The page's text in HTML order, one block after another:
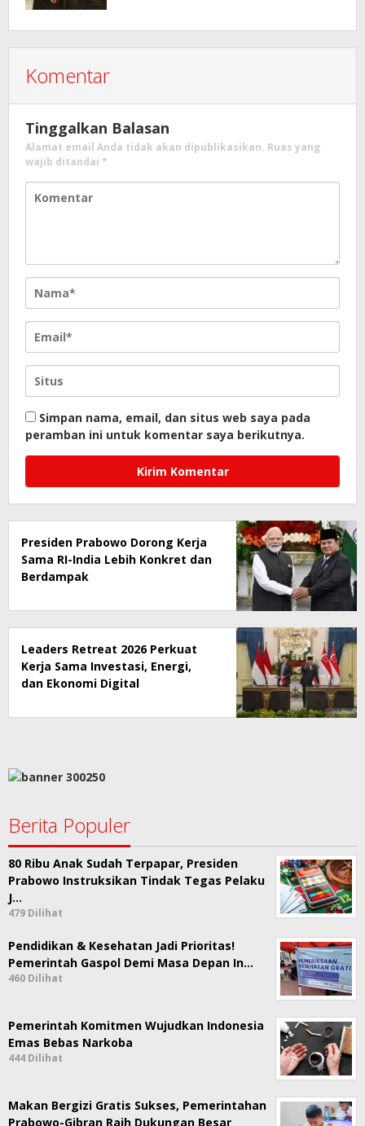
Komentar
Tinggalkan Balasan
Alamat email Anda tidak akan dipublikasikan. Ruas yang
wajib ditandai *
Simpan nama, email, dan situs web saya pada
peramban ini untuk komentar saya berikutnya.
Presiden Prabowo Dorong Kerja
Sama RI-India Lebih Konkret dan
Berdampak
Leaders Retreat 2026 Perkuat
Kerja Sama Investasi, Energi,
dan Ekonomi Digital
Berita Populer
80 Ribu Anak Sudah Terpapar, Presiden
Prabowo Instruksikan Tindak Tegas Pelaku
J…
479 Dilihat
Pendidikan & Kesehatan Jadi Prioritas!
Pemerintah Gaspol Demi Masa Depan In…
460 Dilihat
Pemerintah Komitmen Wujudkan Indonesia
Emas Bebas Narkoba
444 Dilihat
Makan Bergizi Gratis Sukses, Pemerintahan
Prabowo-Gibran Raih Dukungan Besar